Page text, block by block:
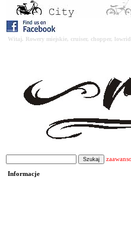
Witaj. Rowery miejskie, cruiser, chopper,
Informacje